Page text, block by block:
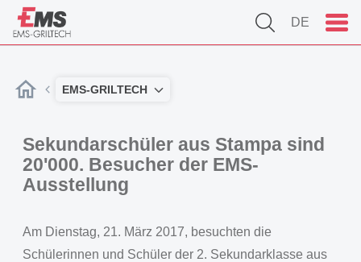
DE
EMS-GRILTECH
Sekundarschüler aus Stampa sind
20'000. Besucher der EMS-
Ausstellung
Am Dienstag, 21. März 2017, besuchten die
Schülerinnen und Schüler der 2. Sekundarklasse aus